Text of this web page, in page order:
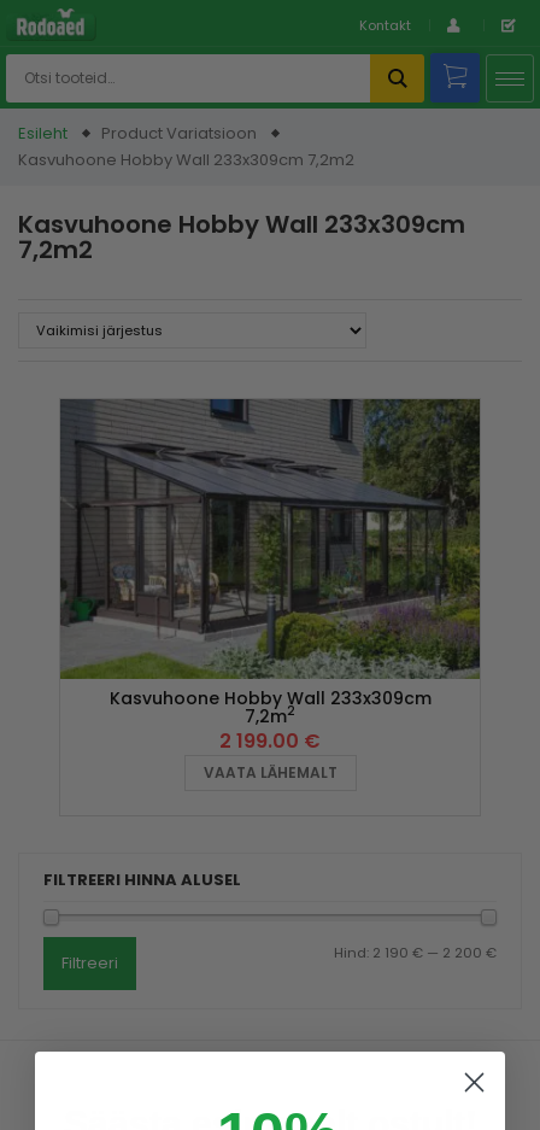
Kontakt
Esileht
Product Variatsioon
Kasvuhoone Hobby Wall 233x309cm 7,2m2
FILTREERI HINNA ALUSEL
Filtreeri Hind: 2 190 € — 2 200 €
Kasvuhoone Hobby Wall 233x309cm
7,2m2
Kasvuhoone Hobby Wall 233x309cm
7,2m2
2 199.00 €
VAATA LÄHEMALT